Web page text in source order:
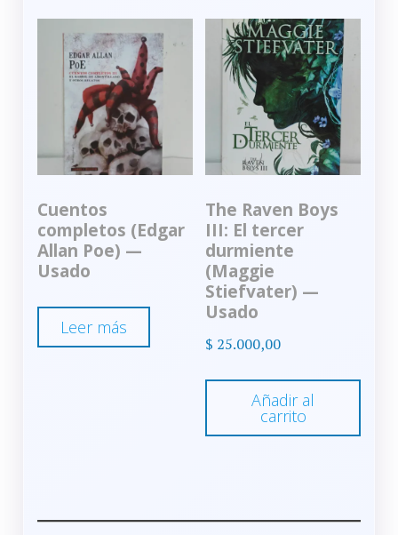
Cuentos
completos (Edgar
Allan Poe) —
Usado
Leer más
The Raven Boys
III: El tercer
durmiente
(Maggie
Stiefvater) —
Usado
$ 25.000,00
Añadir al
carrito